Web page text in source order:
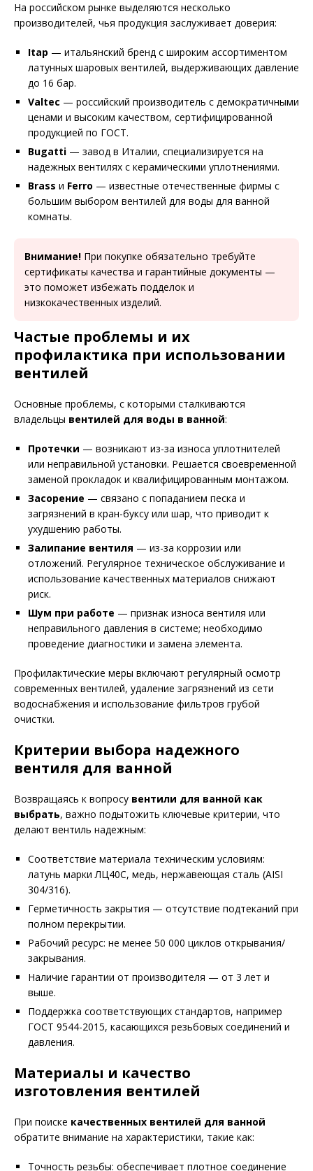
На российском рынке выделяются несколько
производителей, чья продукция заслуживает доверия:
Itap — итальянский бренд с широким ассортиментом
латунных шаровых вентилей, выдерживающих давление
до 16 бар.
Valtec — российский производитель с демократичными
ценами и высоким качеством, сертифицированной
продукцией по ГОСТ.
Bugatti — завод в Италии, специализируется на
надежных вентилях с керамическими уплотнениями.
Brass и Ferro — известные отечественные фирмы с
большим выбором вентилей для воды для ванной
комнаты.
Внимание! При покупке обязательно требуйте
сертификаты качества и гарантийные документы —
это поможет избежать подделок и
низкокачественных изделий.
Частые проблемы и их
профилактика при использовании
вентилей
Основные проблемы, с которыми сталкиваются
владельцы вентилей для воды в ванной:
Протечки — возникают из-за износа уплотнителей
или неправильной установки. Решается своевременной
заменой прокладок и квалифицированным монтажом.
Засорение — связано с попаданием песка и
загрязнений в кран-буксу или шар, что приводит к
ухудшению работы.
Залипание вентиля — из-за коррозии или
отложений. Регулярное техническое обслуживание и
использование качественных материалов снижают
риск.
Шум при работе — признак износа вентиля или
неправильного давления в системе; необходимо
проведение диагностики и замена элемента.
Профилактические меры включают регулярный осмотр
современных вентилей, удаление загрязнений из сети
водоснабжения и использование фильтров грубой
очистки.
Критерии выбора надежного
вентиля для ванной
Возвращаясь к вопросу вентили для ванной как
выбрать, важно подытожить ключевые критерии, что
делают вентиль надежным:
Соответствие материала техническим условиям:
латунь марки ЛЦ40С, медь, нержавеющая сталь (AISI
304/316).
Герметичность закрытия — отсутствие подтеканий при
полном перекрытии.
Рабочий ресурс: не менее 50 000 циклов открывания/
закрывания.
Наличие гарантии от производителя — от 3 лет и
выше.
Поддержка соответствующих стандартов, например
ГОСТ 9544-2015, касающихся резьбовых соединений и
давления.
Материалы и качество
изготовления вентилей
При поиске качественных вентилей для ванной
обратите внимание на характеристики, такие как:
Точность резьбы: обеспечивает плотное соединение